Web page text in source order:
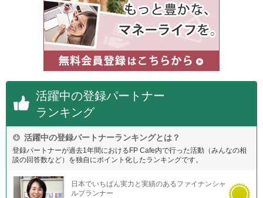
活躍中の登録パートナー
ランキング
活躍中の登録パートナーランキングとは？
登録パートナーが過去1年間におけるFP Cafe内で行った活動（みんなの相
談の回答数など）を独自にポイント化したランキングです。
日本でいちばん実力と実績のあるファイナンシャ
ルプランナー